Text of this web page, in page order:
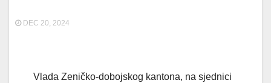
DEC 20, 2024
Vlada Zeničko-dobojskog kantona, na sjednici